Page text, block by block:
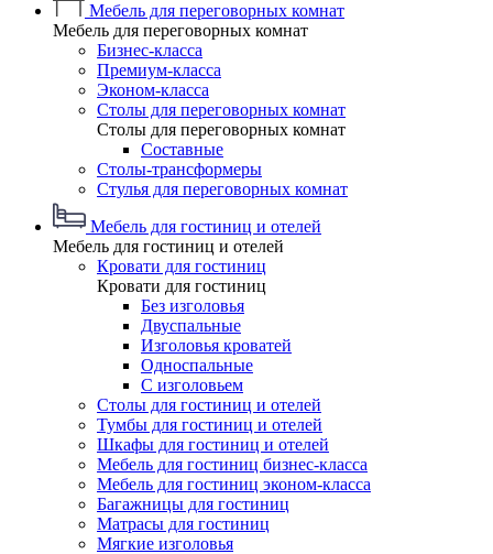
Мебель для переговорных комнат
Мебель для переговорных комнат
Бизнес-класса
Премиум-класса
Эконом-класса
Столы для переговорных комнат
Столы для переговорных комнат
Составные
Столы-трансформеры
Стулья для переговорных комнат
Мебель для гостиниц и отелей
Мебель для гостиниц и отелей
Кровати для гостиниц
Кровати для гостиниц
Без изголовья
Двуспальные
Изголовья кроватей
Односпальные
С изголовьем
Столы для гостиниц и отелей
Тумбы для гостиниц и отелей
Шкафы для гостиниц и отелей
Мебель для гостиниц бизнес-класса
Мебель для гостиниц эконом-класса
Багажницы для гостиниц
Матрасы для гостиниц
Мягкие изголовья